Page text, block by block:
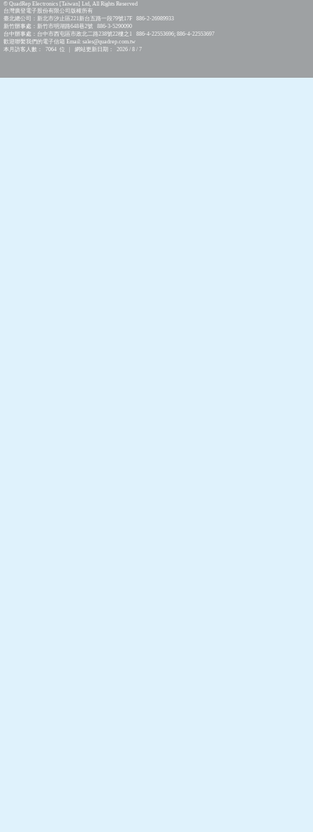
© QuadRep Electronics [Taiwan] Ltd, All Rights Reserved
台灣廣登電子股份有限公司版權所有
臺北總公司：新北市汐止區221新台五路一段79號17F 886-2-26989933
新竹辦事處：新竹市明湖路648巷2號 886-3-5290090
台中辦事處：台中市西屯區市政北二路238號22樓之1 886-4-22553696; 886-4-22553697
歡迎聯繫我們的電子信箱 Email: sales@quadrep.com.tw
本月訪客人數： 7064 位 | 網站更新日期： 2026 / 8 / 7